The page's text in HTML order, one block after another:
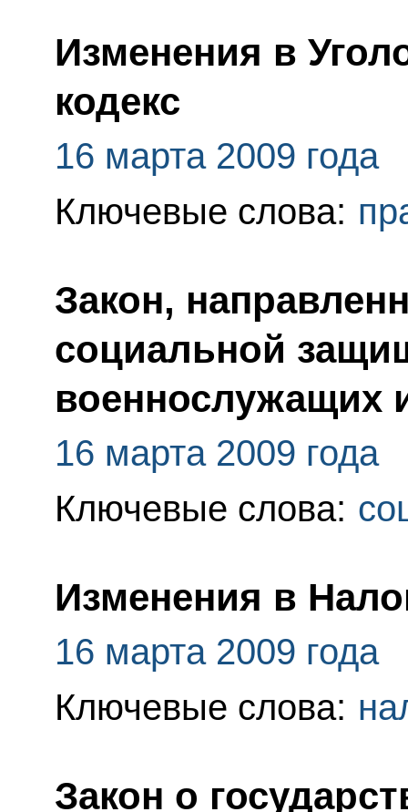
Изменения в
кодекс
16 марта 2009 года
Ключевые слова:
Закон,
социальной
военнослужащих
16 марта 2009 года
Ключевые слова:
Изменения в
16 марта 2009 года
Ключевые слова:
Закон о